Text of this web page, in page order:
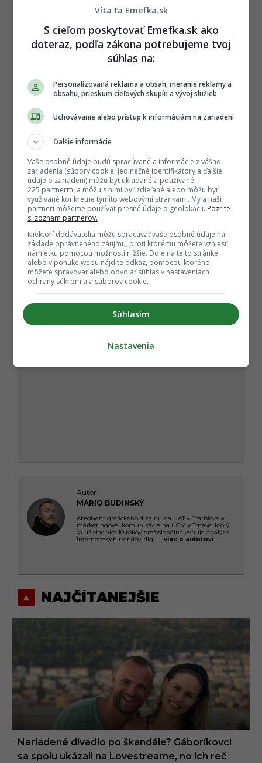
Nenechajte si ujsť žiadne dôležité novinky.
☆Sledovať
Autor
MÁRIO BUDINSKÝ
Absolvent grafického dizajnu na UAT v Bratislave a
marketingovej komunikácie na UCM v Trnave, ktorý
sa už viac ako 10 rokov profesionálne venuje analýze
internetových trendov, digi ... viac o autorovi
NAJČÍTANEJŠIE
Nariadené divadlo po škandále? Gáboríkovci
sa spolu ukázali na Lovestreame, no ich reč
Víta ťa Emefka.sk
S cieľom poskytovať Emefka.sk ako
doteraz, podľa zákona potrebujeme tvoj
súhlas na:
Personalizovaná reklama a obsah, meranie reklamy a
obsahu, prieskum cieľových skupín a vývoj služieb
Uchovávanie alebo prístup k informáciám na zariadení
Ďalšie informácie
Vaše osobné údaje budú spracúvané a informácie z vášho
zariadenia (súbory cookie, jedinečné identifikátory a ďalšie
údaje o zariadení) môžu byť ukladané a používané
225 partnermi a môžu s nimi byť zdieľané alebo môžu byť
využívané konkrétne týmito webovými stránkami. My a naši
partneri môžeme používať presné údaje o geolokácii. Pozrite
si zoznam partnerov.
Niektorí dodávatelia môžu spracúvať vaše osobné údaje na
základe oprávneného záujmu, proti ktorému môžete vzniesť
námietku pomocou možností nižšie. Dole na tejto stránke
alebo v ponuke webu nájdite odkaz, pomocou ktorého
môžete spravovať alebo odvolať súhlas v nastaveniach
ochrany súkromia a súborov cookie.
Súhlasím
Nastavenia